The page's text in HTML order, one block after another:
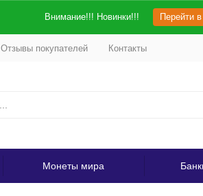
Внимание!!! Новинки!!! Перейти
Отзывы покупателей Контакты
Монеты мира